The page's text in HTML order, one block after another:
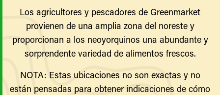
Los agricultores y pescadores de Greenmarket
provienen de una amplia zona del noreste y
proporcionan a los neoyorquinos una abundante y
sorprendente variedad de alimentos frescos.
NOTA: Estas ubicaciones no son exactas y no
están pensadas para obtener indicaciones de cómo